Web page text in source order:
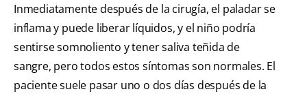
Inmediatamente después de la cirugía, el paladar se
inflama y puede liberar líquidos, y el niño podría
sentirse somnoliento y tener saliva teñida de
sangre, pero todos estos síntomas son normales. El
paciente suele pasar uno o dos días después de la